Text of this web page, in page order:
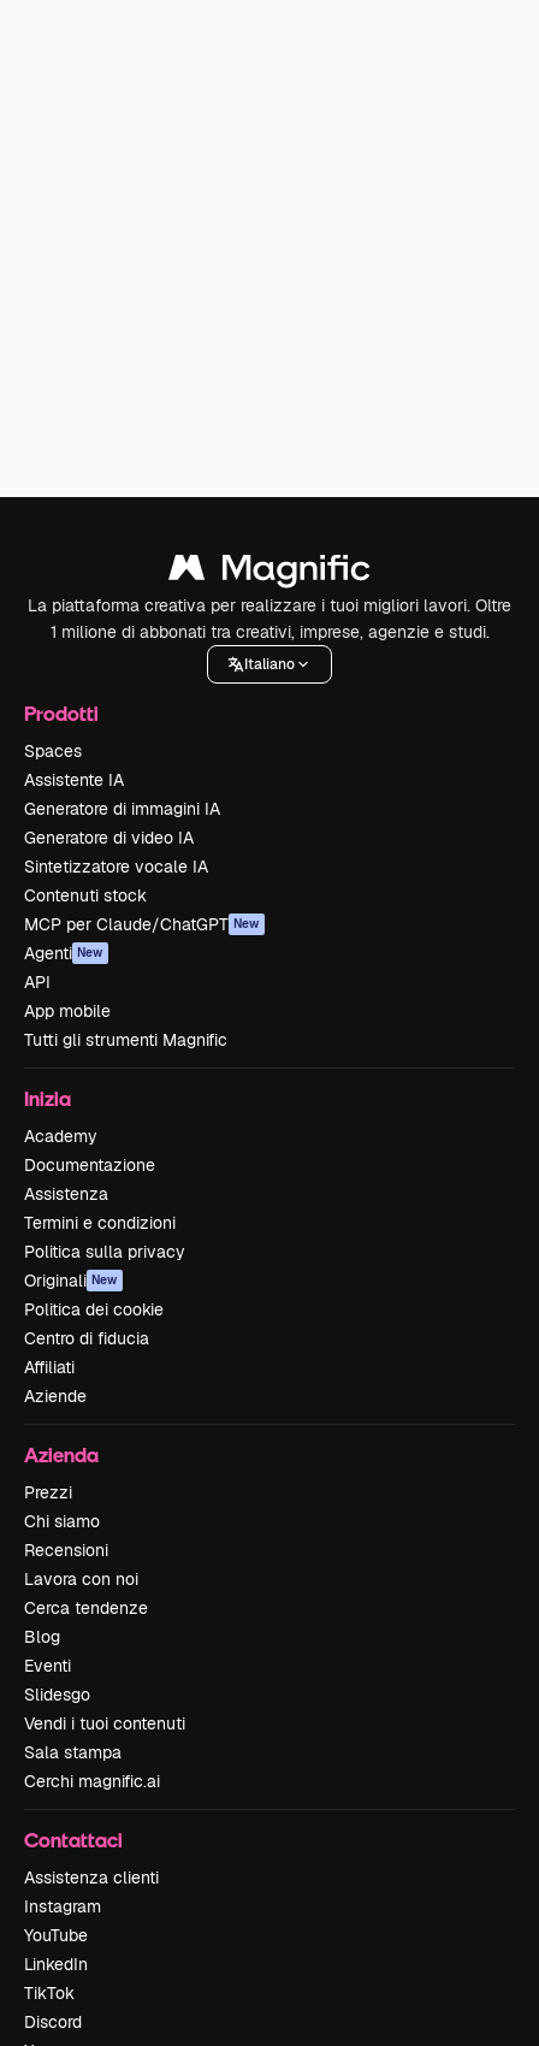
La piattaforma creativa per realizzare i tuoi migliori lavori. Oltre
1 milione di abbonati tra creativi, imprese, agenzie e studi.
Italiano
Prodotti
Spaces
Assistente IA
Generatore di immagini IA
Generatore di video IA
Sintetizzatore vocale IA
Contenuti stock
MCP per Claude/ChatGPT New
Agenti New
API
App mobile
Tutti gli strumenti Magnific
Inizia
Academy
Documentazione
Assistenza
Termini e condizioni
Politica sulla privacy
Originali New
Politica dei cookie
Centro di fiducia
Affiliati
Aziende
Azienda
Prezzi
Chi siamo
Recensioni
Lavora con noi
Cerca tendenze
Blog
Eventi
Slidesgo
Vendi i tuoi contenuti
Sala stampa
Cerchi magnific.ai
Contattaci
Assistenza clienti
Instagram
YouTube
LinkedIn
TikTok
Discord